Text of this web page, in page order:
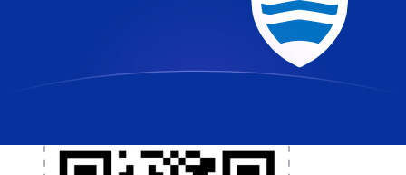
transferencias de dinero internacionales y gestión de
divisas. Convierte divisas, configura alertas de tipos y
transfiere dinero al extranjero sin comisiones ocultas.